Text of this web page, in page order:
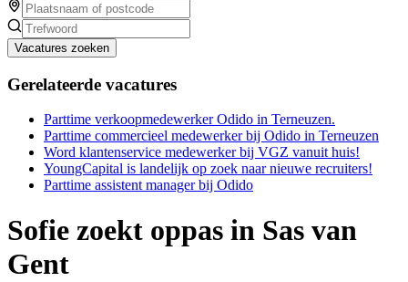
Vacatures zoeken
Gerelateerde vacatures
Parttime verkoopmedewerker Odido in Terneuzen.
Parttime commercieel medewerker bij Odido in Terneuzen
Word klantenservice medewerker bij VGZ vanuit huis!
YoungCapital is landelijk op zoek naar nieuwe recruiters!
Parttime assistent manager bij Odido
Sofie zoekt oppas in Sas van
Gent